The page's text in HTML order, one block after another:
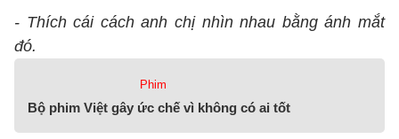
- Thích cái cách anh chị nhìn nhau bằng ánh mắt
đó.
Phim
Bộ phim Việt gây ức chế vì không có ai tốt